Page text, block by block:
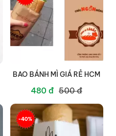
BAO BÁNH MÌ GIÁ RẺ HCM
480 đ 500 đ
-40%